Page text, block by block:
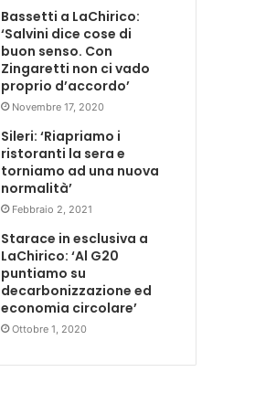
Bassetti a LaChirico:
‘Salvini dice cose di
buon senso. Con
Zingaretti non ci vado
proprio d’accordo’
Novembre 17, 2020
Sileri: ‘Riapriamo i
ristoranti la sera e
torniamo ad una nuova
normalità’
Febbraio 2, 2021
Starace in esclusiva a
LaChirico: ‘Al G20
puntiamo su
decarbonizzazione ed
economia circolare’
Ottobre 1, 2020